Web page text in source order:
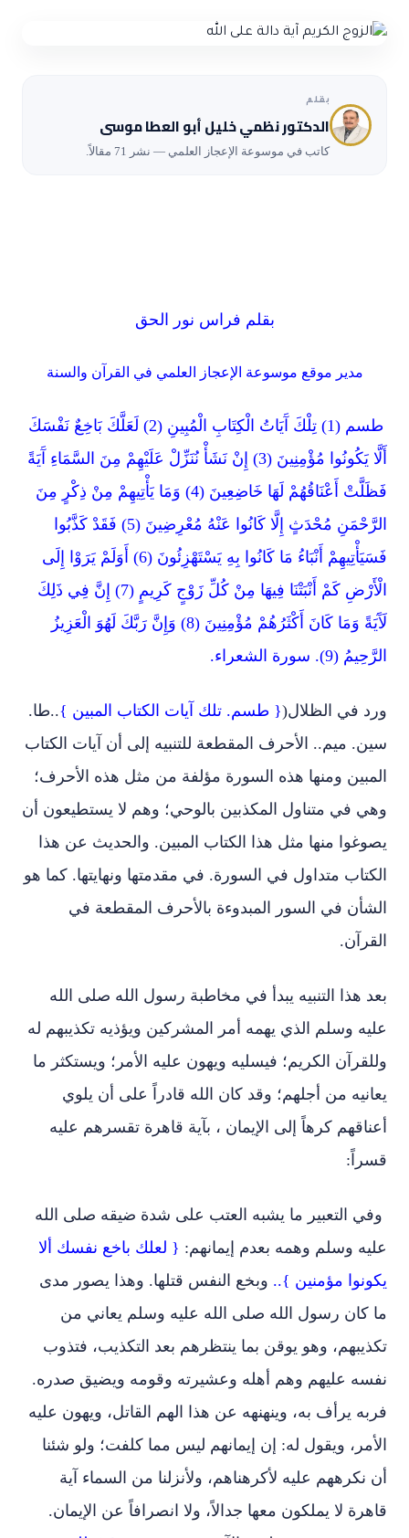
حول السنة
بقلم
الدكتور نظمي خليل أبو العطا موسى
كاتب في موسوعة الإعجاز العلمي — نشر 71 مقالاً.
بقلم فراس نور الحق
مدير موقع موسوعة الإعجاز العلمي في القرآن والسنة
طسم (1) تِلْكَ آَيَاتُ الْكِتَابِ الْمُبِينِ (2) لَعَلَّكَ بَاخِعٌ نَفْسَكَ
أَلَّا يَكُونُوا مُؤْمِنِينَ (3) إِنْ نَشَأْ نُنَزِّلْ عَلَيْهِمْ مِنَ السَّمَاءِ آَيَةً
فَظَلَّتْ أَعْنَاقُهُمْ لَهَا خَاضِعِينَ (4) وَمَا يَأْتِيهِمْ مِنْ ذِكْرٍ مِنَ
الرَّحْمَنِ مُحْدَثٍ إِلَّا كَانُوا عَنْهُ مُعْرِضِينَ (5) فَقَدْ كَذَّبُوا
فَسَيَأْتِيهِمْ أَنْبَاءُ مَا كَانُوا بِهِ يَسْتَهْزِئُونَ (6) أَوَلَمْ يَرَوْا إِلَى
الْأَرْضِ كَمْ أَنْبَتْنَا فِيهَا مِنْ كُلِّ زَوْجٍ كَرِيمٍ (7) إِنَّ فِي ذَلِكَ
لَآَيَةً وَمَا كَانَ أَكْثَرُهُمْ مُؤْمِنِينَ (8) وَإِنَّ رَبَّكَ لَهُوَ الْعَزِيزُ
الرَّحِيمُ (9). سورة الشعراء.
ورد في الظلال({ طسم. تلك آيات الكتاب المبين } ..طا.
سين. ميم.. الأحرف المقطعة للتنبيه إلى أن آيات الكتاب
المبين ومنها هذه السورة مؤلفة من مثل هذه الأحرف؛
وهي في متناول المكذبين بالوحي؛ وهم لا يستطيعون أن
يصوغوا منها مثل هذا الكتاب المبين. والحديث عن هذا
الكتاب متداول في السورة. في مقدمتها ونهايتها. كما هو
الشأن في السور المبدوءة بالأحرف المقطعة في
القرآن.
بعد هذا التنبيه يبدأ في مخاطبة رسول الله صلى الله
عليه وسلم الذي يهمه أمر المشركين ويؤذيه تكذيبهم له
وللقرآن الكريم؛ فيسليه ويهون عليه الأمر؛ ويستكثر ما
يعانيه من أجلهم؛ وقد كان الله قادراً على أن يلوي
أعناقهم كرهاً إلى الإيمان ، بآية قاهرة تقسرهم عليه
قسراً:
وفي التعبير ما يشبه العتب على شدة ضيقه صلى الله
عليه وسلم وهمه بعدم إيمانهم:{ لعلك باخع نفسك ألا
يكونوا مؤمنين }..وبخع النفس قتلها. وهذا يصور مدى
ما كان رسول الله صلى الله عليه وسلم يعاني من
تكذيبهم، وهو يوقن بما ينتظرهم بعد التكذيب، فتذوب
نفسه عليهم وهم أهله وعشيرته وقومه ويضيق صدره.
فربه يرأف به، وينهنهه عن هذا الهم القاتل، ويهون عليه
الأمر، ويقول له: إن إيمانهم ليس مما كلفت؛ ولو شئنا
أن نكرههم عليه لأكرهناهم، ولأنزلنا من السماء آية
قاهرة لا يملكون معها جدالاً، ولا انصرافاً عن الإيمان.